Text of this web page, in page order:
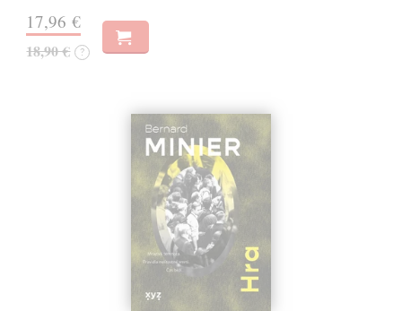
17,96 €
18,90 € ?